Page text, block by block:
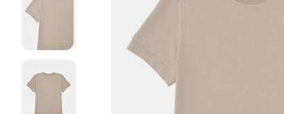
Аутлет
Акции / Новости